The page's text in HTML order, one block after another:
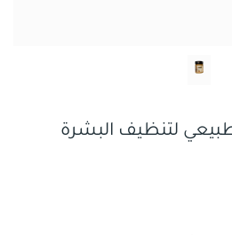
لتنظيف البشرة